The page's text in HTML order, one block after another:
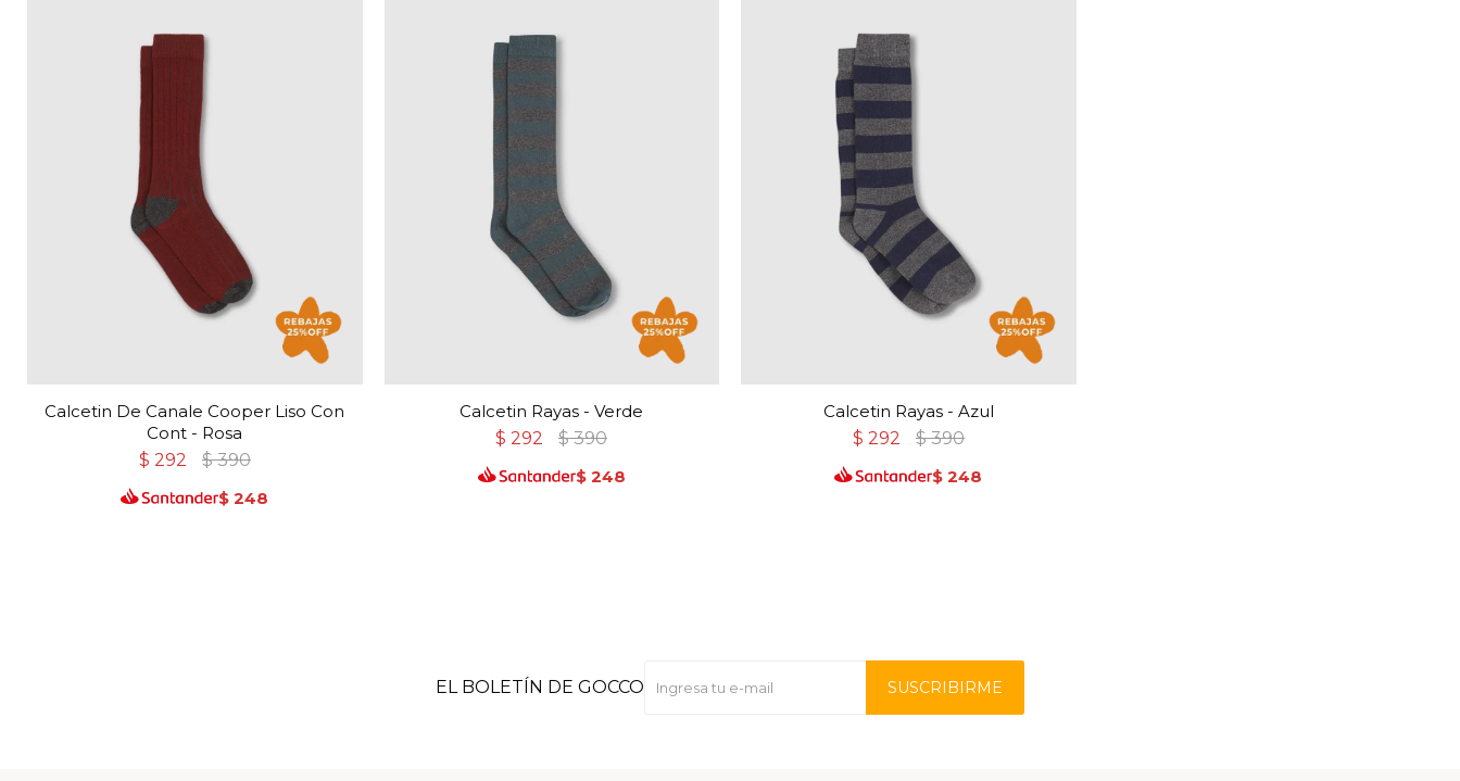
Calcetin De Canale Cooper Liso Con
Cont - Rosa
$ 292 $ 390
$ 248
Calcetin Rayas - Verde
$ 292 $ 390
$ 248
Calcetin Rayas - Azul
$ 292 $ 390
$ 248
EL BOLETÍN DE GOCCO SUSCRIBIRME